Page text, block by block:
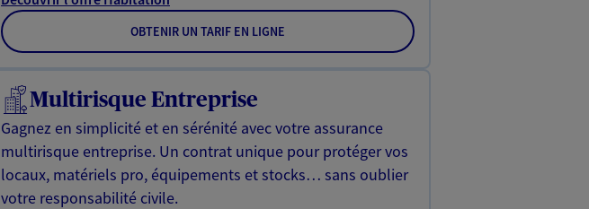
OBTENIR UN TARIF EN LIGNE
Multirisque Entreprise
Gagnez en simplicité et en sérénité avec votre assurance
multirisque entreprise. Un contrat unique pour protéger vos
locaux, matériels pro, équipements et stocks… sans oublier
votre responsabilité civile.